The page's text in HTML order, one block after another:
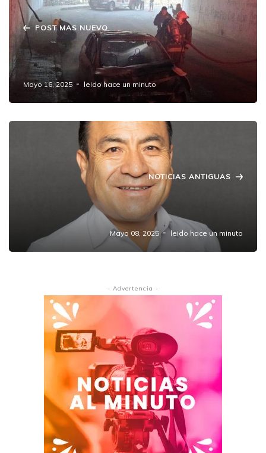
POST MAS NUEVO
Hallan cuerpo en cajuela de vehículo
incendiado en Amozoc, Puebla
Mayo 16, 2025 leido hace un minuto
NOTICIAS ANTIGUAS
Detienen a presuntos integrantes de grupo
criminal en Amozoc, Puebla
Mayo 08, 2025 leido hace un minuto
- Advertencia -